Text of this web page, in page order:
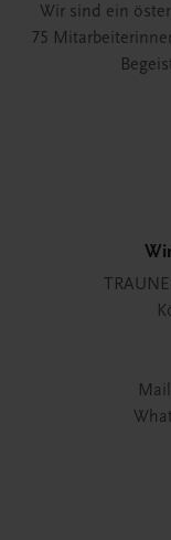
Wir sind ein
75